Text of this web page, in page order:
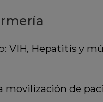
VIH, Hepatitis y
movilización de